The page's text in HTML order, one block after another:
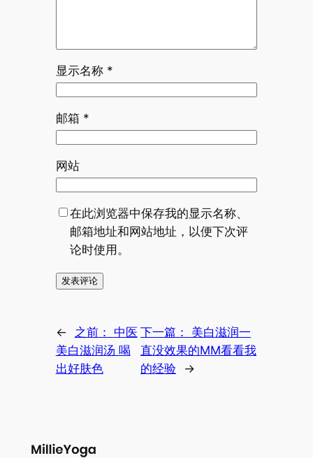
显示名称 *
邮箱 *
网站
在此浏览器中保存我的显示名称、
邮箱地址和网站地址，以便下次评
论时使用。
← 之前： 中医
美白滋润汤 喝
出好肤色
下一篇：
美白滋润一
直没效果的MM看看我
的经验
→